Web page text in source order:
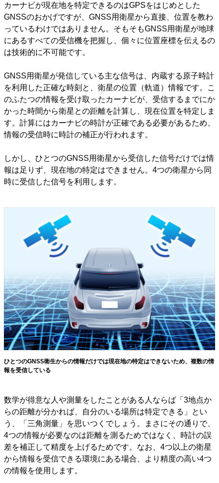
カーナビが現在地を特定できるのはGPSをはじめとした
GNSSのおかげですが、GNSS用衛星から直接、位置を教わ
っているわけではありません。そもそもGNSS用衛星が地球
にあるすべての受信機を把握し、個々に位置座標を伝えるの
は技術的に不可能です。
GNSS用衛星が発信している主な信号は、内蔵する原子時計
を利用した正確な時刻と、衛星の位置（軌道）情報です。こ
のふたつの情報を受け取ったカーナビが、受信するまでにか
かった時間から衛星との距離を計算し、現在位置を特定しま
す。計算にはカーナビの時計が正確である必要があるため、
情報の受信時に時計の補正が行われます。
しかし、ひとつのGNSS用衛星から受信した信号だけでは情
報は足りず、現在地の特定はできません。4つの衛星から同
時に受信した信号を利用します。
ひとつのGNSS衛生からの情報だけでは現在地の特定はできないため、複数の情
報を受信している
数学が得意な人や測量をしたことがある人ならば「3地点か
らの距離が分かれば、自分のいる場所は特定できる」とい
う、「三角測量」を思いつくでしょう。まさにその通りで、
4つの情報が必要なのは距離を測るためではなく、時計の誤
差を補正して精度を上げるためです。なお、4つ以上の衛星
から情報を受信できる環境にある場合、より精度の高い4つ
の情報を使用します。